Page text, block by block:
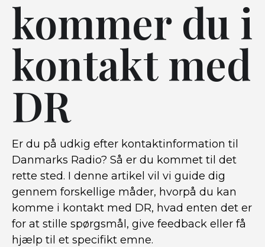
kommer du i
kontakt med
DR
Er du på udkig efter kontaktinformation til
Danmarks Radio? Så er du kommet til det
rette sted. I denne artikel vil vi guide dig
gennem forskellige måder, hvorpå du kan
komme i kontakt med DR, hvad enten det er
for at stille spørgsmål, give feedback eller få
hjælp til et specifikt emne.